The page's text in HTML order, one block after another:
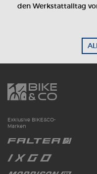
den Werkstattalltag
Exklusive BIKE&CO-
Marken